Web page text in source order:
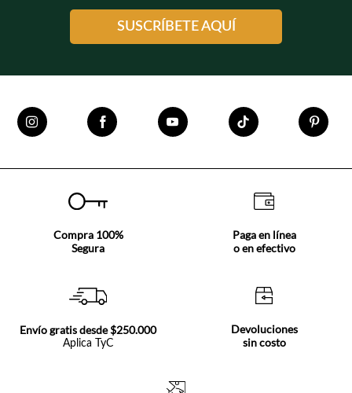
SUSCRÍBETE AQUÍ
Compra 100%
Segura
Paga en línea
o en efectivo
Envío gratis desde $250.000
Aplica TyC
Devoluciones
sin costo